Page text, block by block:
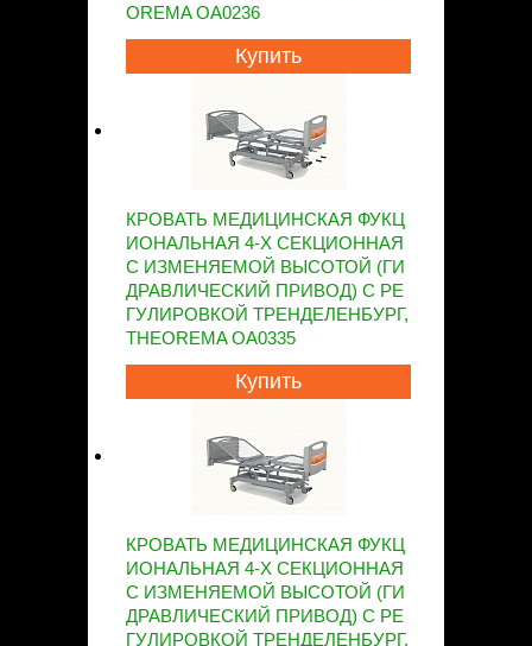
OREMA OA0236
Купить
КРОВАТЬ МЕДИЦИНСКАЯ ФУКЦ
ИОНАЛЬНАЯ 4-Х СЕКЦИОННАЯ
С ИЗМЕНЯЕМОЙ ВЫСОТОЙ (ГИ
ДРАВЛИЧЕСКИЙ ПРИВОД) С РЕ
ГУЛИРОВКОЙ ТРЕНДЕЛЕНБУРГ,
THEOREMA OA0335
Купить
КРОВАТЬ МЕДИЦИНСКАЯ ФУКЦ
ИОНАЛЬНАЯ 4-Х СЕКЦИОННАЯ
С ИЗМЕНЯЕМОЙ ВЫСОТОЙ (ГИ
ДРАВЛИЧЕСКИЙ ПРИВОД) С РЕ
ГУЛИРОВКОЙ ТРЕНДЕЛЕНБУРГ,